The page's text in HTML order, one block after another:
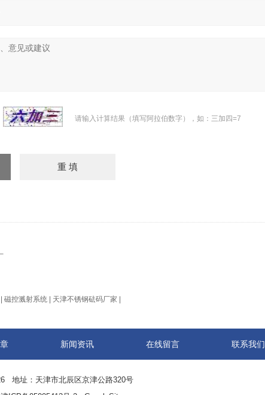
请输入计算结果（填写阿拉伯数字），如：三加四=7
磁控溅射系统 天津不锈钢砝码厂家
新闻资讯 在线留言 联系我们
地址：天津市北辰区京津公路320号